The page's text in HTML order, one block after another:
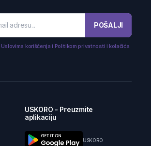
POŠALJI
Uslovima korišćenja i Politikom privatnosti i kolačića.
USKORO - Preuzmite
aplikaciju
USKORO